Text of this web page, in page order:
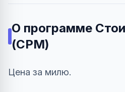
О программе
(CPM)
Цена за милю.